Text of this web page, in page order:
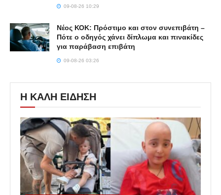
09-08-26 10:29
Νέος ΚΟΚ: Πρόστιμο και στον συνεπιβάτη –
Πότε ο οδηγός χάνει δίπλωμα και πινακίδες
για παράβαση επιβάτη
09-08-26 03:26
Η ΚΑΛΗ ΕΙΔΗΣΗ